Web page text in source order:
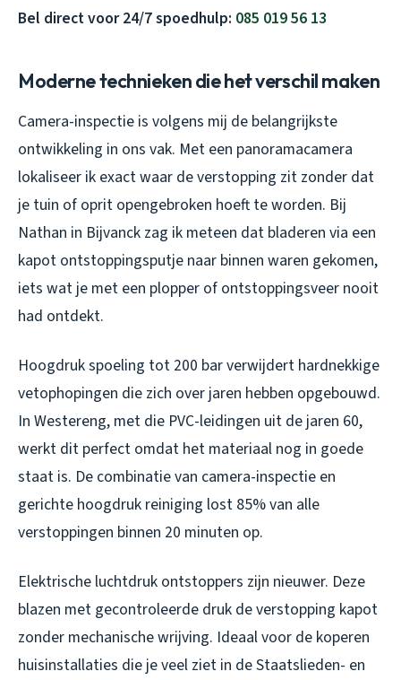
Bel direct voor 24/7 spoedhulp: 085 019 56 13
Moderne technieken die het verschil maken
Camera-inspectie is volgens mij de belangrijkste
ontwikkeling in ons vak. Met een panoramacamera
lokaliseer ik exact waar de verstopping zit zonder dat
je tuin of oprit opengebroken hoeft te worden. Bij
Nathan in Bijvanck zag ik meteen dat bladeren via een
kapot ontstoppingsputje naar binnen waren gekomen,
iets wat je met een plopper of ontstoppingsveer nooit
had ontdekt.
Hoogdruk spoeling tot 200 bar verwijdert hardnekkige
vetophopingen die zich over jaren hebben opgebouwd.
In Westereng, met die PVC-leidingen uit de jaren 60,
werkt dit perfect omdat het materiaal nog in goede
staat is. De combinatie van camera-inspectie en
gerichte hoogdruk reiniging lost 85% van alle
verstoppingen binnen 20 minuten op.
Elektrische luchtdruk ontstoppers zijn nieuwer. Deze
blazen met gecontroleerde druk de verstopping kapot
zonder mechanische wrijving. Ideaal voor de koperen
huisinstallaties die je veel ziet in de Staatslieden- en